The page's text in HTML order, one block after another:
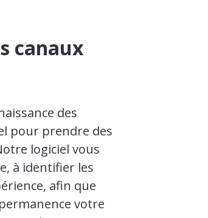
canaux
des
pour prendre des
logiciel vous
à identifier les
afin que
votre